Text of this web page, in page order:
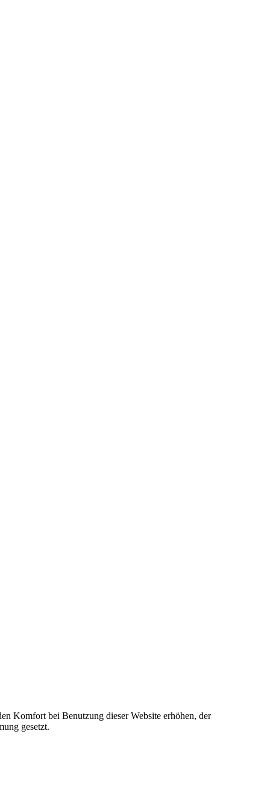
Komfort bei Benutzung dieser Website erhöhen, der
gesetzt.